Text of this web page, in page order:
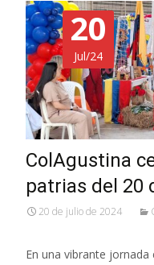
20
Jul/24
ColAgustina
patrias del 20
20 de julio de 2024
En una vibrante